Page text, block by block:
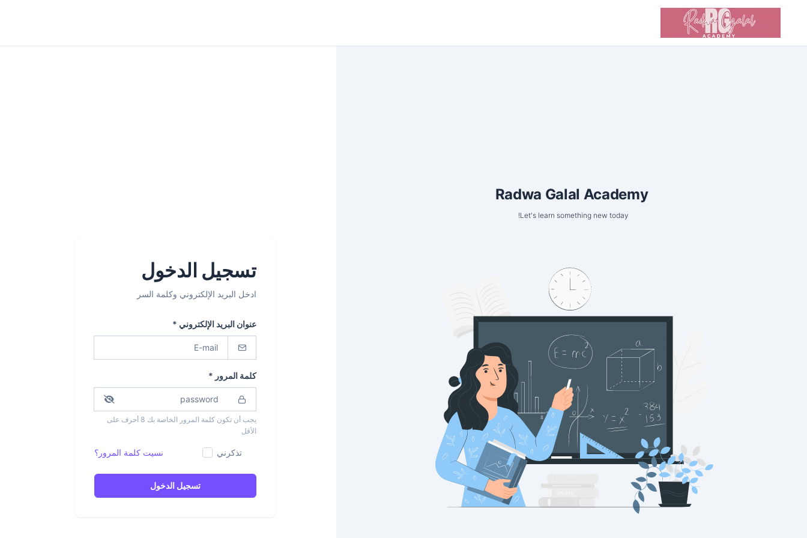
Radwa Galal Academy
Let's learn something new today!
تسجيل الدخول
ادخل البريد الإلكتروني وكلمة السر
عنوان البريد الإلكتروني *
كلمة المرور *
يجب أن تكون كلمة المرور الخاصة بك 8 أحرف على
الأقل
تذكرني نسيت كلمة المرور؟
تسجيل الدخول